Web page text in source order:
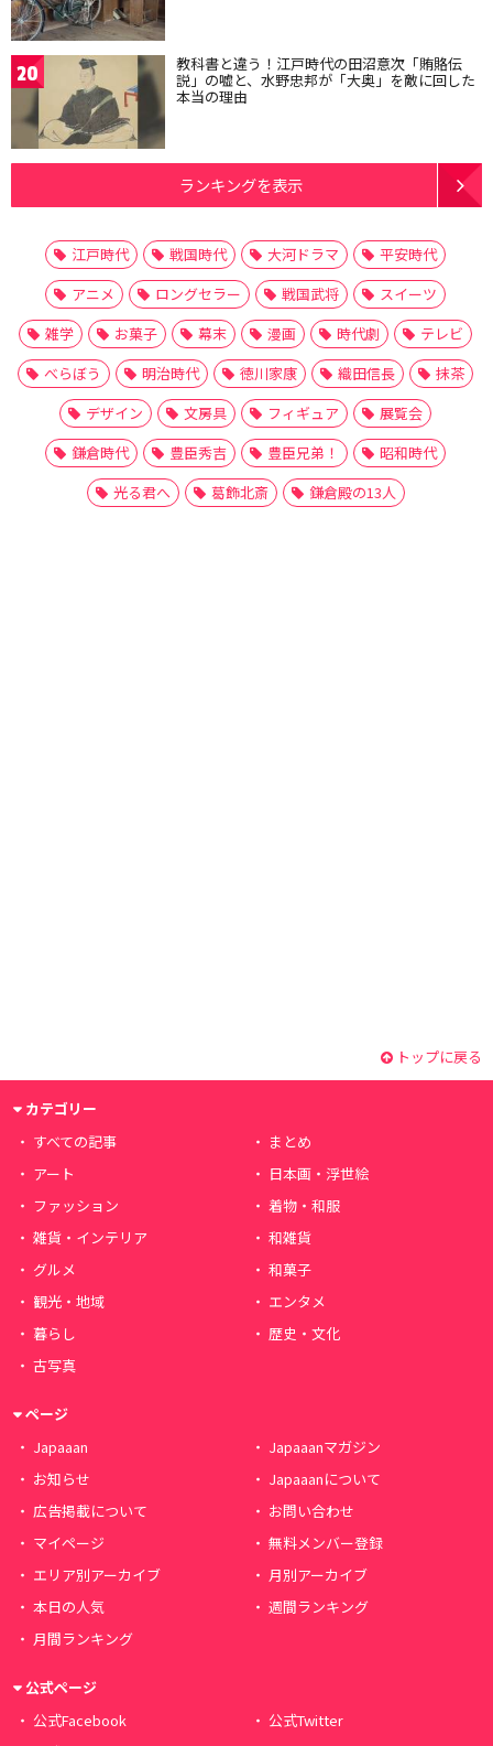
20 教科書と違う！江戸時代の田沼意次「賄賂伝
説」の嘘と、水野忠邦が「大奥」を敵に回した
本当の理由
ランキングを表示
江戸時代 戦国時代 大河ドラマ
平安時代
アニメ
ロングセラー 戦国武将
スイーツ
雑学
お菓子 幕末 漫画 時代劇
テレビ
べらぼう
明治時代 徳川家康 織田信長
抹茶
デザイン
文房具 フィギュア
展覧会
鎌倉時代
豊臣秀吉 豊臣兄弟！
昭和時代
光る君へ
葛飾北斎 鎌倉殿の13人
トップに戻る
カテゴリー
すべての記事
まとめ
アート
日本画・浮世絵
ファッション
着物・和服
雑貨・インテリア
和雑貨
グルメ
和菓子
観光・地域
エンタメ
暮らし
歴史・文化
古写真
ページ
Japaaan
Japaaanマガジン
お知らせ
Japaaanについて
広告掲載について
お問い合わせ
マイページ
無料メンバー登録
エリア別アーカイブ
月別アーカイブ
本日の人気
週間ランキング
月間ランキング
公式ページ
公式Facebook
公式Twitter